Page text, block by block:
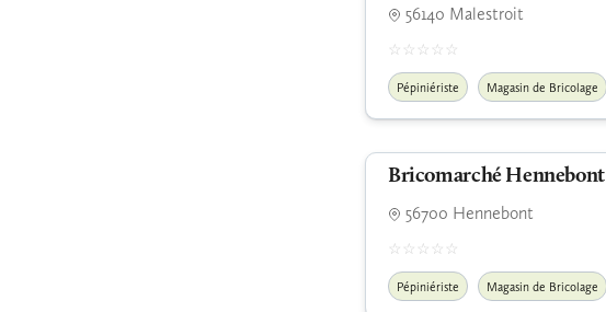
56140 Malestroit
Pépiniériste Magasin de Bricolage
Bricomarché Hennebont
56700 Hennebont
Pépiniériste Magasin de Bricolage